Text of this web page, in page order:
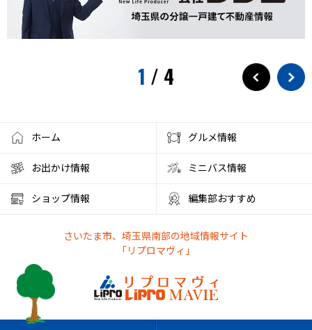
1 / 4
ホーム グルメ情報
お出かけ情報 ミニバス情報
ショップ情報 編集部おすすめ
さいたま市、埼玉県南部の地域情報サイト
「リプロマヴィ」